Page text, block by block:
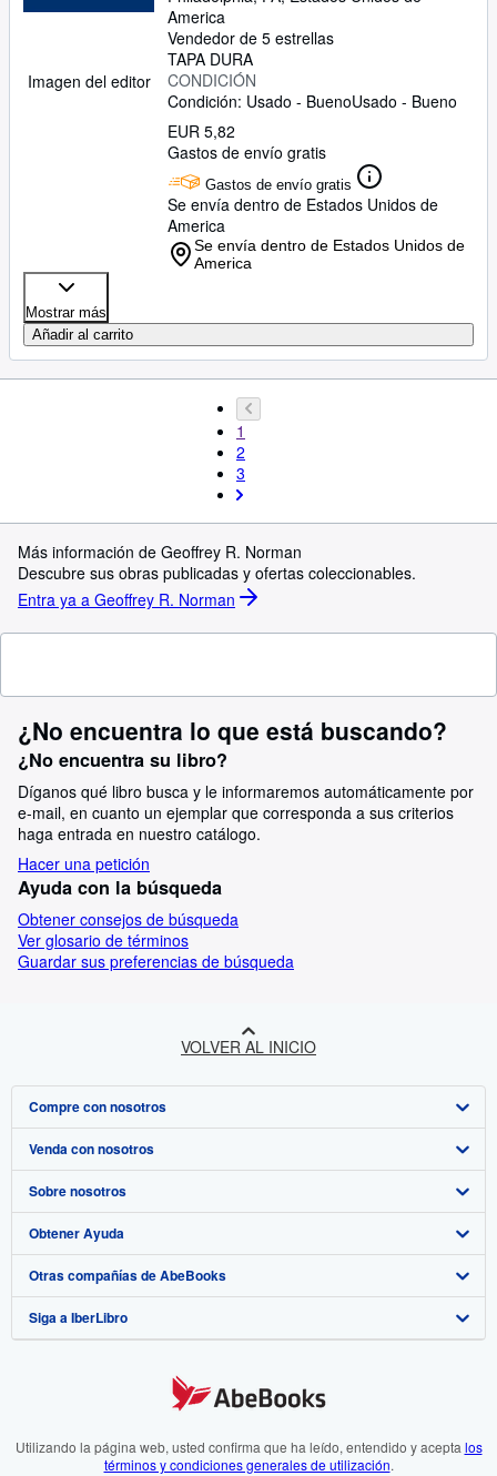
Imagen del editor
America
Vendedor de 5 estrellas
TAPA DURA
CONDICIÓN
Condición: Usado - BuenoUsado - Bueno
EUR 5,82
Gastos de envío gratis
Gastos de envío gratis
Se envía dentro de Estados Unidos de
America
Se envía dentro de Estados Unidos de
America
Mostrar más
Añadir al carrito
1
2
3
Más información de Geoffrey R. Norman
Descubre sus obras publicadas y ofertas coleccionables.
Entra ya a Geoffrey R. Norman
¿No encuentra lo que está buscando?
¿No encuentra su libro?
Díganos qué libro busca y le informaremos automáticamente por
e-mail, en cuanto un ejemplar que corresponda a sus criterios
haga entrada en nuestro catálogo.
Hacer una petición
Ayuda con la búsqueda
Obtener consejos de búsqueda
Ver glosario de términos
Guardar sus preferencias de búsqueda
VOLVER AL INICIO
Compre con nosotros
Búsqueda avanzada
Colecciones
Mi cuenta
Mis pedidos
Ver carrito
Venda con nosotros
Comenzar a vender
Únase a nuestro programa de afiliados
Recomiende un vendedor
Sobre nosotros
Sobre IberLibro
Medios
Empleo
Preferencias de cookies
Aviso de cookies
Obtener Ayuda
Preguntas frecuentes y guías
Atención al Cliente
Otras compañías de AbeBooks
AbeBooks.com
AbeBooks.fr
Siga a IberLibro
Utilizando la página web, usted confirma que ha leído, entendido y acepta los
términos y condiciones generales de utilización.